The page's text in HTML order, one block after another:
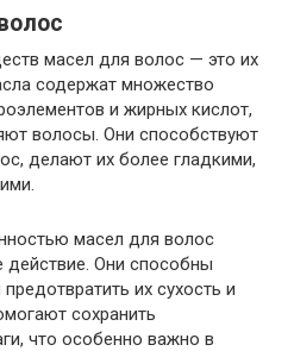
масел для волос — это их
содержат множество
и жирных кислот,
волосы. Они способствуют
делают их более гладкими,
масел для волос
Они способны
их сухость и
сохранить
что особенно важно в